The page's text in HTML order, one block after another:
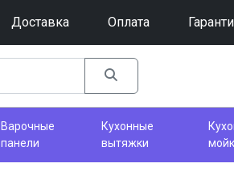
Доставка Оплата
Варочные
панели
Кухонные
вытяжки